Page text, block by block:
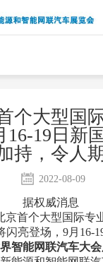
个大型国
16-19日新
持，令人
2022-08-09
据权威消息
京首个大型国际专
闪亮登场，9月16-
智能网联汽车大